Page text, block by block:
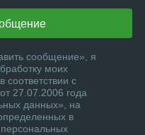
сообщение», я
моих
соответствии с
27.07.2006 года
данных», на
в